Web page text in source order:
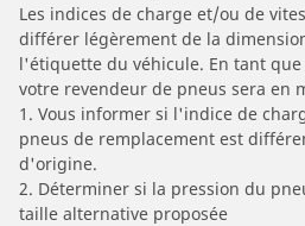
Les indices de charge et/ou de
différer légèrement de la
l'étiquette du véhicule. En tant
votre revendeur de pneus sera en
1. Vous informer si l'indice de
pneus de remplacement est
d'origine.
2. Déterminer si la pression du
taille alternative proposée